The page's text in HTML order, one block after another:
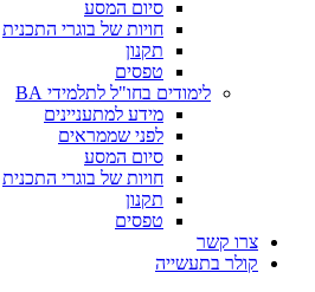
סיום המסע
חויות של בוגרי התכנית
תקנון
טפסים
לימודים בחו"ל לתלמידי BA
מידע למתעניינים
לפני שממראים
סיום המסע
חויות של בוגרי התכנית
תקנון
טפסים
צרו קשר
קולר בתעשייה